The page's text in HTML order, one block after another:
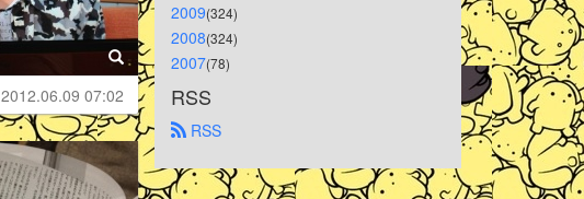
2012.06.09 07:02
2009(324)
2008(324)
2007(78)
RSS
RSS